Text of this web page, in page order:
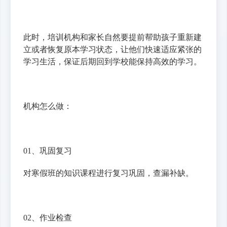
此时，培训机构和家长自然要提前帮助孩子重新建
立或者恢复原本学习状态，让他们快速适应紧张的
学习生活，保证后期回到学校能保持高效的学习。
机构怎么做：
01、巩固复习
对寒假班的知识课程进行复习巩固，查漏补缺。
02、作业检查